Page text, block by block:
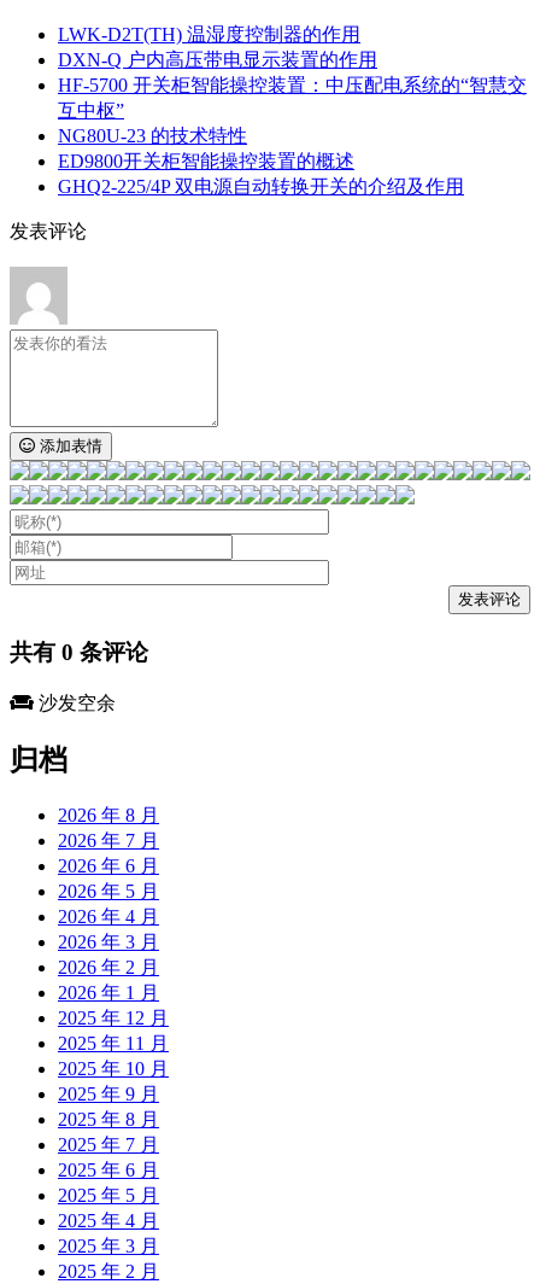
LWK‑D2T(TH) 温湿度控制器的作用
DXN‑Q 户内高压带电显示装置的作用
HF-5700 开关柜智能操控装置：中压配电系统的“智慧交
互中枢”
NG80U-23 的技术特性
ED9800开关柜智能操控装置的概述
GHQ2-225/4P 双电源自动转换开关的介绍及作用
发表评论
添加表情
共有 0 条评论
沙发空余
归档
2026 年 8 月
2026 年 7 月
2026 年 6 月
2026 年 5 月
2026 年 4 月
2026 年 3 月
2026 年 2 月
2026 年 1 月
2025 年 12 月
2025 年 11 月
2025 年 10 月
2025 年 9 月
2025 年 8 月
2025 年 7 月
2025 年 6 月
2025 年 5 月
2025 年 4 月
2025 年 3 月
2025 年 2 月